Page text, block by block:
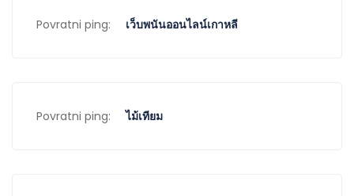
Povratni ping: เว็บพนันออนไลน์เกาหลี
Povratni ping: ไม้เทียม